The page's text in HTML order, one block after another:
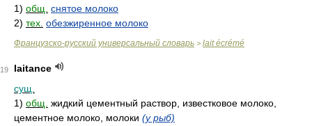
1) общ. снятое молоко
2) тех. обезжиренное молоко
Французско-русский универсальный словарь > lait écrémé
19
laitance
сущ.
1) общ. жидкий цементный раствор, известковое молоко,
цементное молоко, молоки (у рыб)